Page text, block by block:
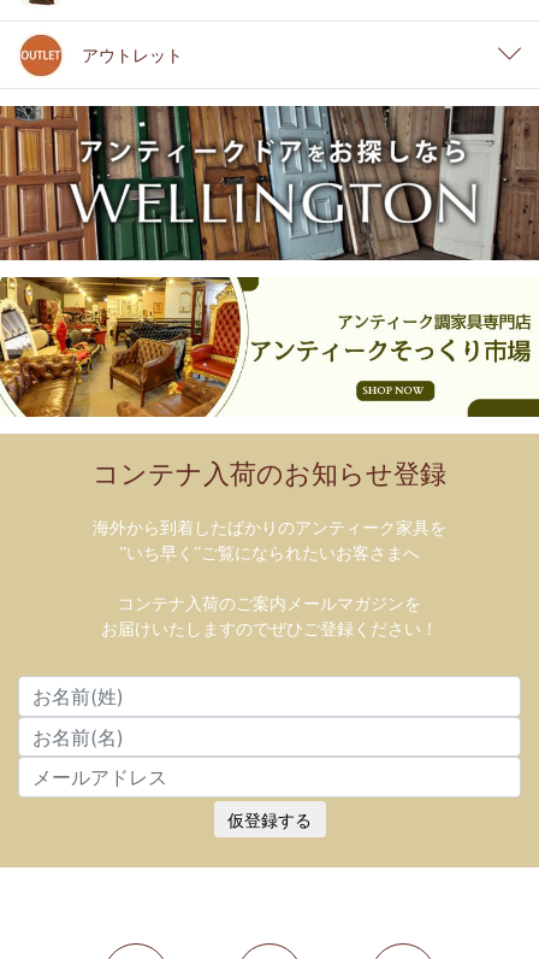
アウトレット
コンテナ入荷のお知らせ登録
海外から到着したばかりのアンティーク家具を
”いち早く”ご覧になられたいお客さまへ
コンテナ入荷のご案内メールマガジンを
お届けいたしますのでぜひご登録ください！
仮登録する